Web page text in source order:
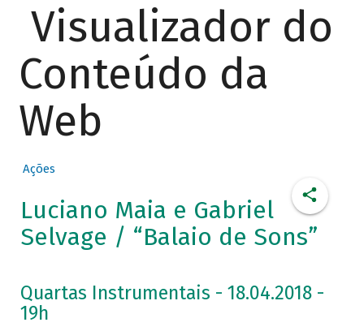
Visualizador do
Conteúdo da
Web
Ações
Luciano Maia e Gabriel
Selvage / “Balaio de Sons”
Quartas Instrumentais - 18.04.2018 -
19h